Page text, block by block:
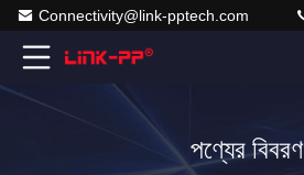
Connectivity@link-pptech.com
পণ্যের বিবরণ